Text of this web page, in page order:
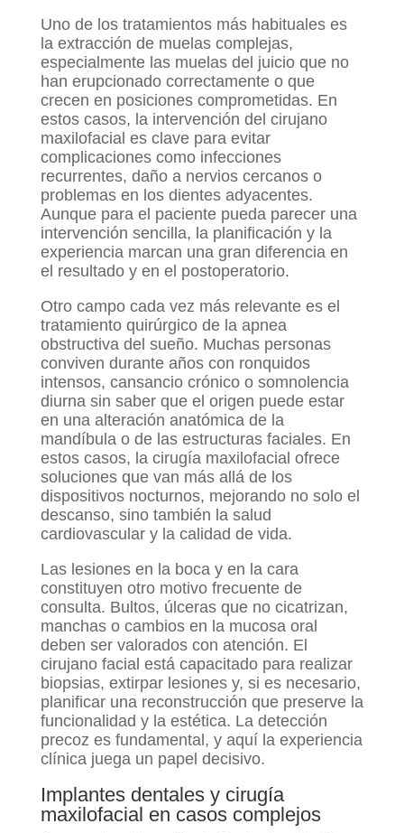
Uno de los tratamientos más habituales es
la extracción de muelas complejas,
especialmente las muelas del juicio que no
han erupcionado correctamente o que
crecen en posiciones comprometidas. En
estos casos, la intervención del cirujano
maxilofacial es clave para evitar
complicaciones como infecciones
recurrentes, daño a nervios cercanos o
problemas en los dientes adyacentes.
Aunque para el paciente pueda parecer una
intervención sencilla, la planificación y la
experiencia marcan una gran diferencia en
el resultado y en el postoperatorio.
Otro campo cada vez más relevante es el
tratamiento quirúrgico de la apnea
obstructiva del sueño. Muchas personas
conviven durante años con ronquidos
intensos, cansancio crónico o somnolencia
diurna sin saber que el origen puede estar
en una alteración anatómica de la
mandíbula o de las estructuras faciales. En
estos casos, la cirugía maxilofacial ofrece
soluciones que van más allá de los
dispositivos nocturnos, mejorando no solo el
descanso, sino también la salud
cardiovascular y la calidad de vida.
Las lesiones en la boca y en la cara
constituyen otro motivo frecuente de
consulta. Bultos, úlceras que no cicatrizan,
manchas o cambios en la mucosa oral
deben ser valorados con atención. El
cirujano facial está capacitado para realizar
biopsias, extirpar lesiones y, si es necesario,
planificar una reconstrucción que preserve la
funcionalidad y la estética. La detección
precoz es fundamental, y aquí la experiencia
clínica juega un papel decisivo.
Implantes dentales y cirugía
maxilofacial en casos complejos